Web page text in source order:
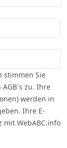
stimmen Sie
zu. Ihre
werden in
Ihre E-
WebABC.info